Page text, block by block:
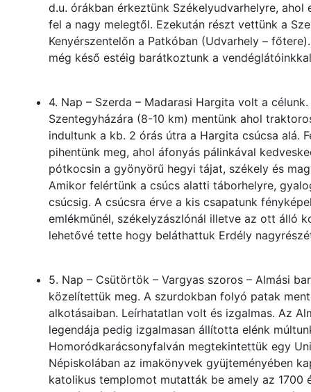
d.u. órákban érkeztünk Székelyudvarhelyre,
fel a nagy melegtől. Ezekután részt vettünk a
Kenyérszentelőn a Patkóban (Udvarhely –
még késő estéig barátkoztunk a
4. Nap – Szerda – Madarasi Hargita volt a
Szentegyházára (8-10 km) mentünk ahol
indultunk a kb. 2 órás útra a Hargita csúcsa alá.
pihentünk meg, ahol áfonyás pálinkával
pótkocsin a gyönyörű hegyi tájat, székely és
Amikor felértünk a csúcs alatti táborhelyre,
csúcsig. A csúcsra érve a kis csapatunk
emlékműnél, székelyzászlónál illetve az ott álló
lehetővé tette hogy beláthattuk Erdély
5. Nap – Csütörtök – Vargyas szoros – Almási
közelítettük meg. A szurdokban folyó patak
alkotásaiban. Leírhatatlan volt és izgalmas. Az
legendája pedig izgalmasan állította elénk
Homoródkarácsonyfalván megtekintettük egy
Népiskolában az imakönyvek gyüjteményében
katolikus templomot mutatták be amely az 1700